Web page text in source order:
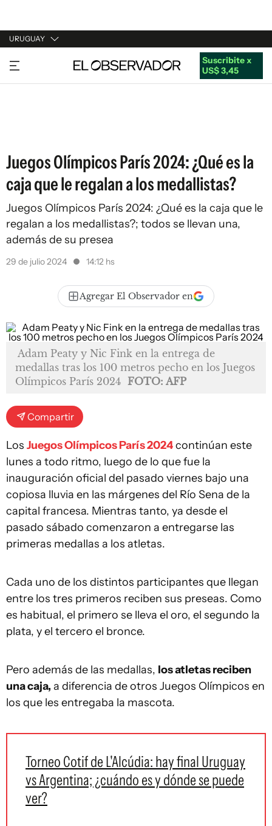
URUGUAY
URUGUAY
ARGENTINA
Suscribite x
US$ 3,45
Juegos Olímpicos París 2024: ¿Qué es la
caja que le regalan a los medallistas?
Juegos Olímpicos París 2024: ¿Qué es la caja que le
regalan a los medallistas?; todos se llevan una,
además de su presea
29 de julio 2024 14:12 hs
Agregar El Observador en
Adam Peaty y Nic Fink en la entrega de
medallas tras los 100 metros pecho en los Juegos
Olímpicos París 2024 FOTO: AFP
Compartir
Los Juegos Olímpicos París 2024continúan este
lunes a todo ritmo, luego de lo que fue la
inauguración oficial del pasado viernes bajo una
copiosa lluvia en las márgenes del Río Sena de la
capital francesa. Mientras tanto, ya desde el
pasado sábado comenzaron a entregarse las
primeras medallas a los atletas.
Cada uno de los distintos participantes que llegan
entre los tres primeros reciben sus preseas. Como
es habitual, el primero se lleva el oro, el segundo la
plata, y el tercero el bronce.
Pero además de las medallas, los atletas reciben
una caja, a diferencia de otros Juegos Olímpicos en
los que les entregaba la mascota.
Torneo Cotif de L'Alcúdia: hay final Uruguay
vs Argentina; ¿cuándo es y dónde se puede
ver?